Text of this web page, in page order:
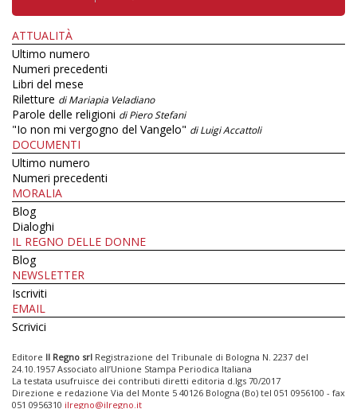
ATTUALITÀ
Ultimo numero
Numeri precedenti
Libri del mese
Riletture di Mariapia Veladiano
Parole delle religioni di Piero Stefani
"Io non mi vergogno del Vangelo" di Luigi Accattoli
DOCUMENTI
Ultimo numero
Numeri precedenti
MORALIA
Blog
Dialoghi
IL REGNO DELLE DONNE
Blog
NEWSLETTER
Iscriviti
EMAIL
Scrivici
Editore Il Regno srl Registrazione del Tribunale di Bologna N. 2237 del
24.10.1957 Associato all’Unione Stampa Periodica Italiana
La testata usufruisce dei contributi diretti editoria d.lgs 70/2017
Direzione e redazione Via del Monte 5 40126 Bologna (Bo) tel 051 0956100 - fax
051 0956310 ilregno@ilregno.it